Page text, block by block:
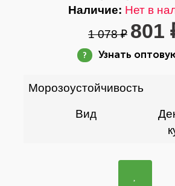
Наличие: Нет в
1 078 ₽ 801
? Узнать
Морозоустойчивость
Вид